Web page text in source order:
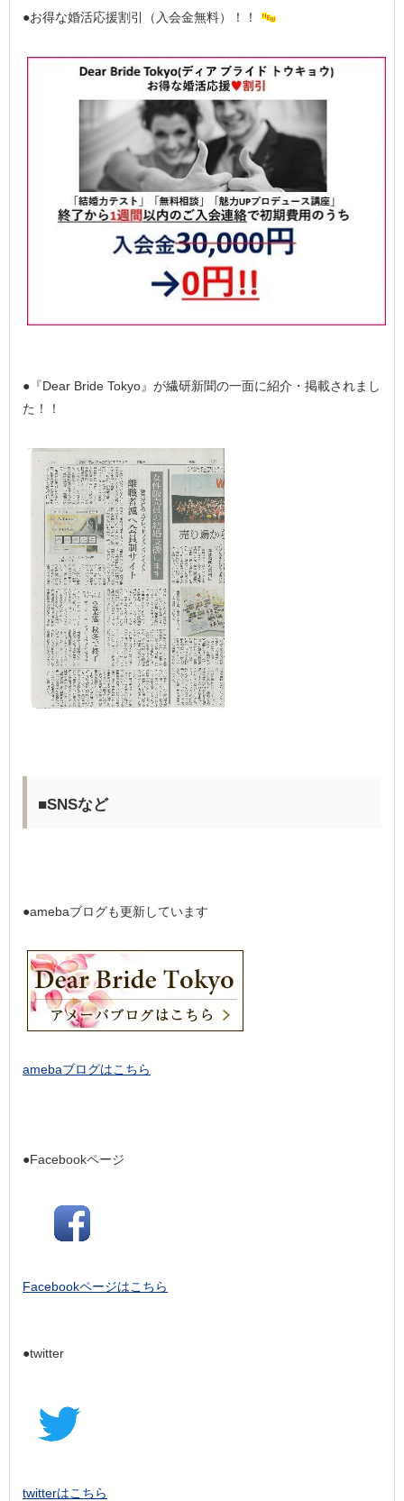
●お得な婚活応援割引（入会金無料）！！
●『Dear Bride Tokyo』が繊研新聞の一面に紹介・掲載されまし
た！！
■SNSなど
●amebaブログも更新しています
amebaブログはこちら
●Facebookページ
Facebookページはこちら
●twitter
twitterはこちら